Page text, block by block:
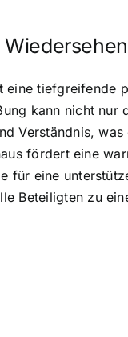
kann nicht
Verständnis,
fördert eine
eine
Beteiligten zu